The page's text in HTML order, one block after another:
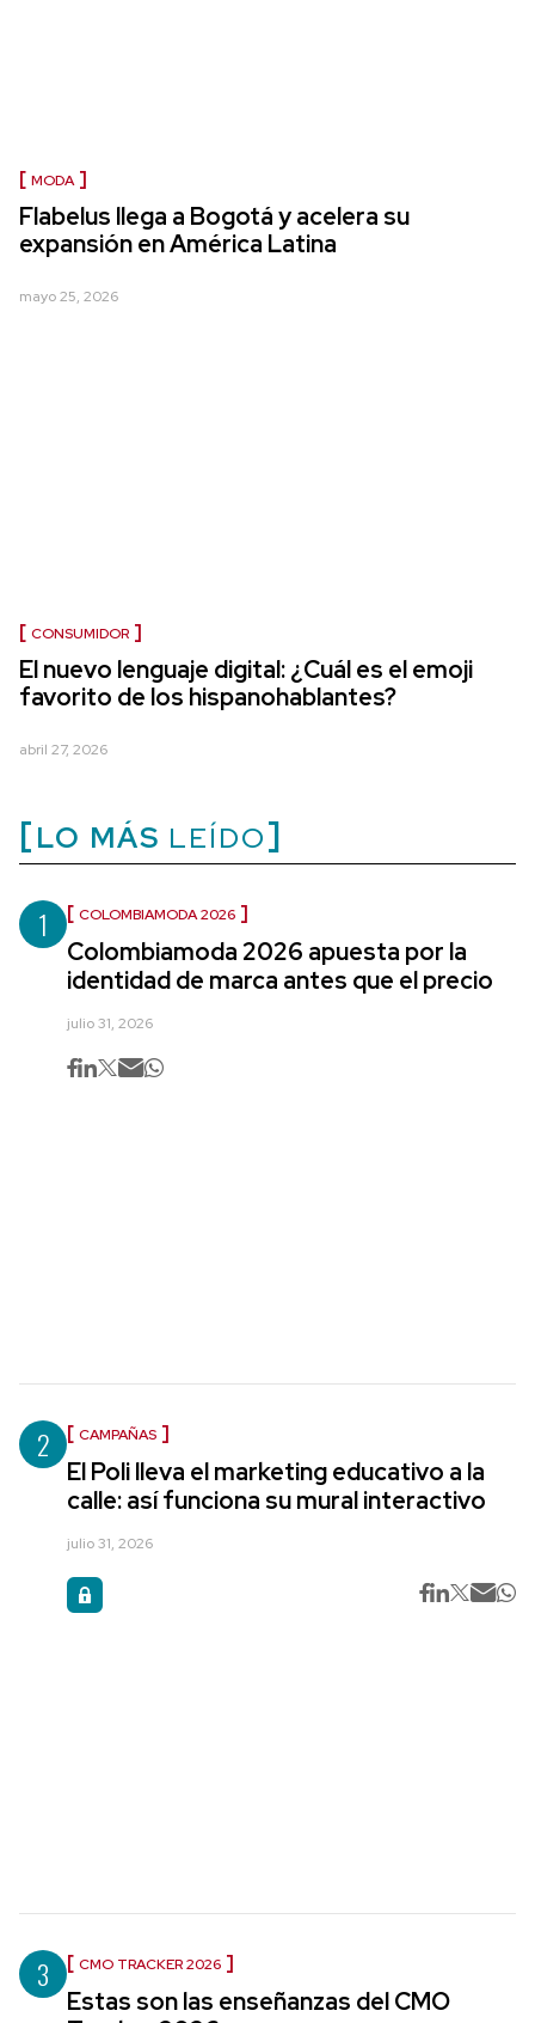
MODA
Flabelus llega a Bogotá y acelera su
expansión en América Latina
mayo 25, 2026
CONSUMIDOR
El nuevo lenguaje digital: ¿Cuál es el emoji
favorito de los hispanohablantes?
abril 27, 2026
LO MÁS LEÍDO
1 COLOMBIAMODA 2026
Colombiamoda 2026 apuesta por la
identidad de marca antes que el precio
julio 31, 2026
2 CAMPAÑAS
El Poli lleva el marketing educativo a la
calle: así funciona su mural interactivo
julio 31, 2026
3 CMO TRACKER 2026
Estas son las enseñanzas del CMO